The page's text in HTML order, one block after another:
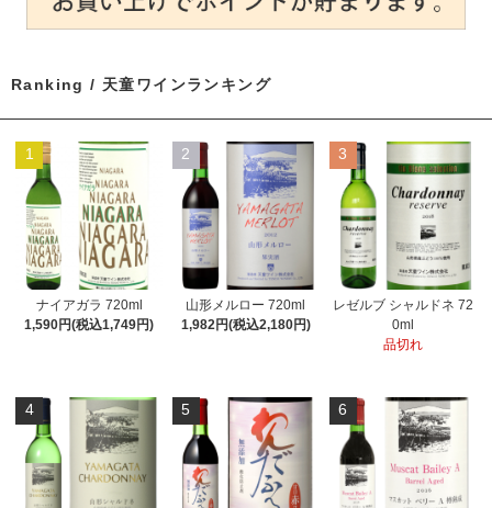
Ranking / 天童ワインランキング
1
ナイアガラ 720ml
1,590円(税込1,749円)
2
山形メルロー 720ml
1,982円(税込2,180円)
3
レゼルブ シャルドネ 72
0ml
品切れ
4 5 6